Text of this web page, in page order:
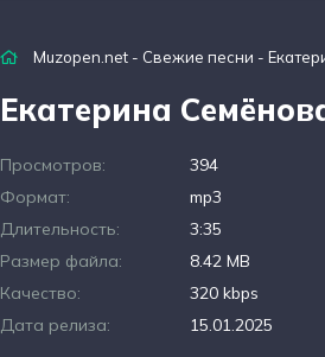
Muzopen.net - Свежие песни -
Екатерина
Просмотров:
394
Формат:
mp3
Длительность:
3:35
Размер файла:
8.42 MB
Качество:
320 kbps
Дата релиза:
15.01.2025